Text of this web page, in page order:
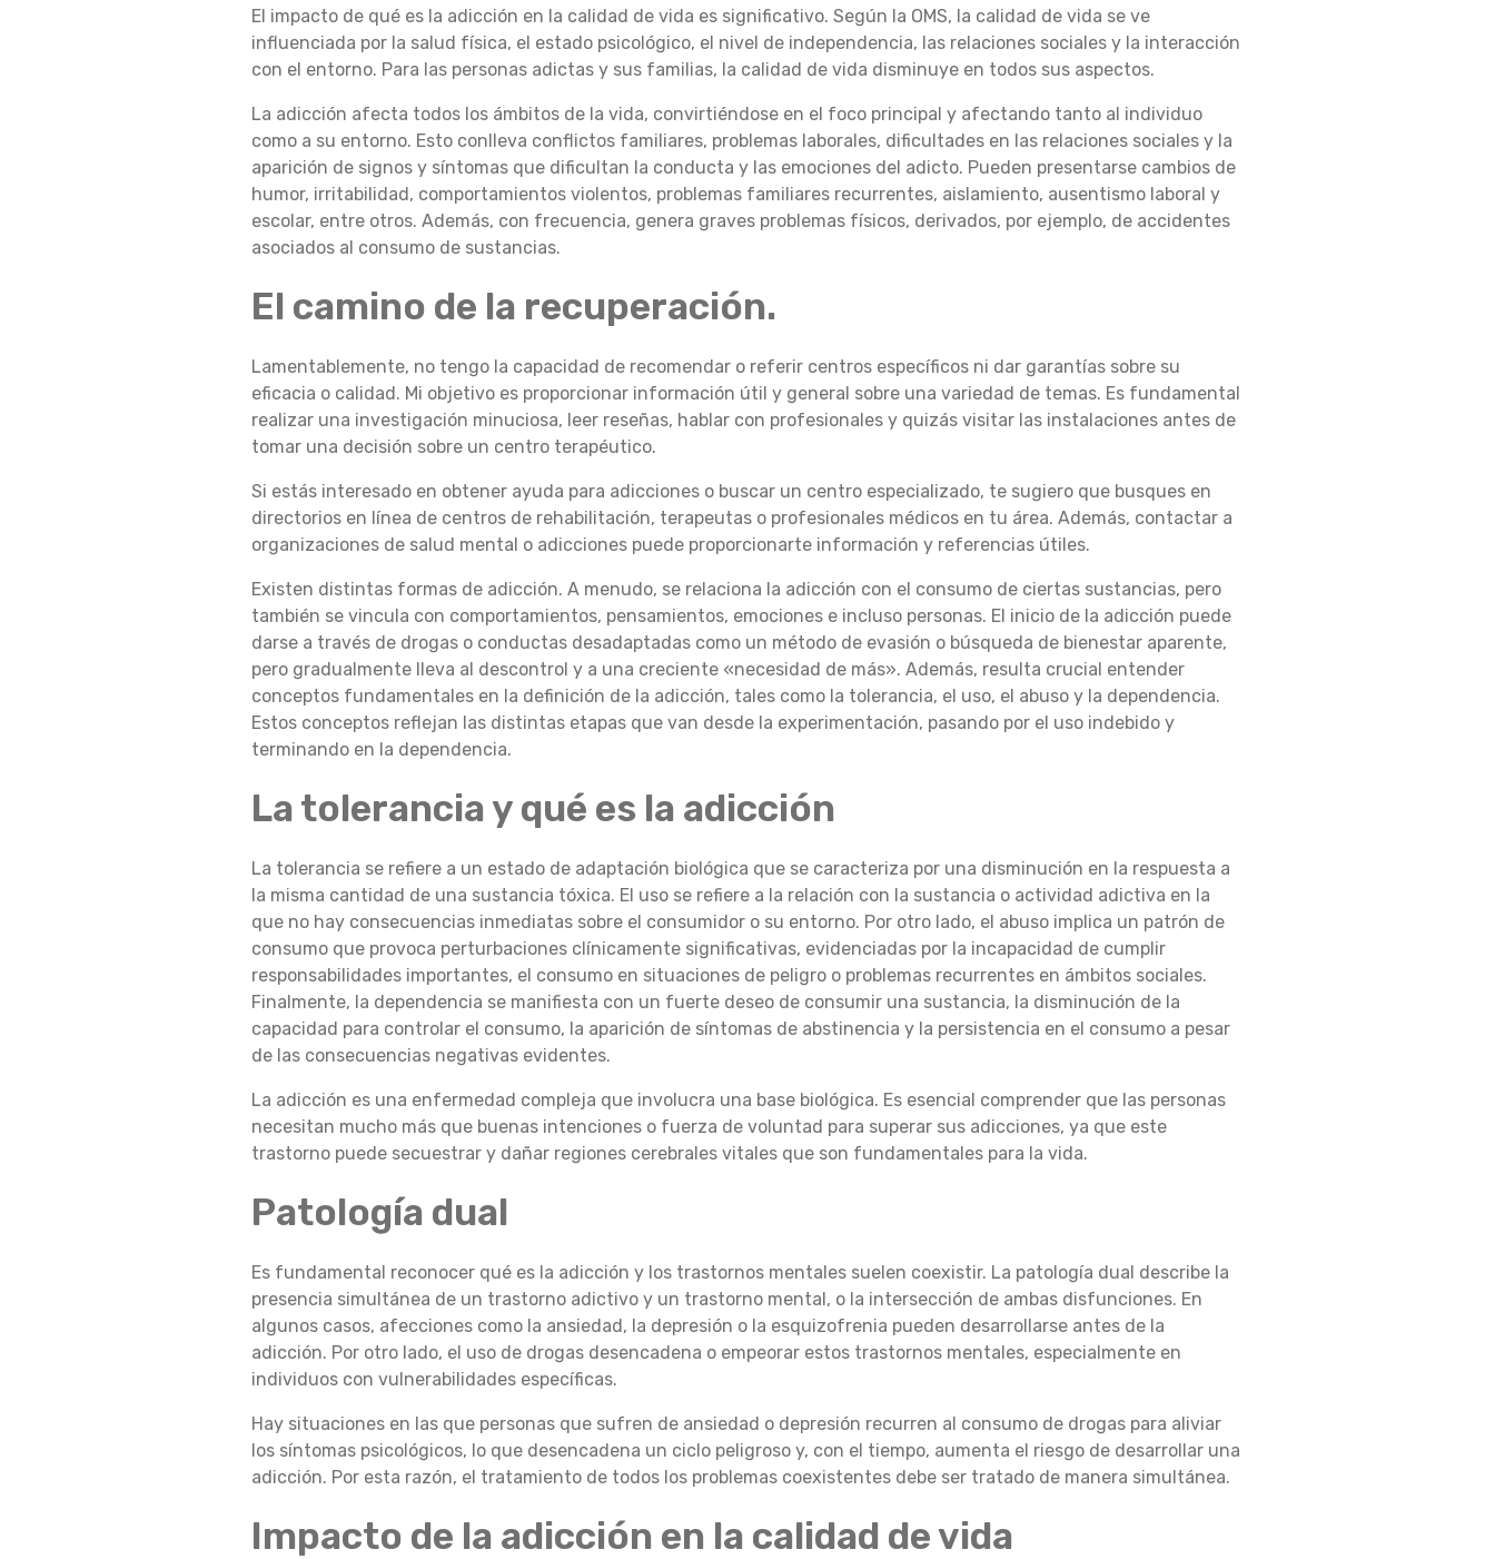
O
R
T
A
T
U
V
I
D
A
?
El impacto de qué es la adicción en la calidad de vida es significativo. Según la OMS, la calidad de vida se ve
influenciada por la salud física, el estado psicológico, el nivel de independencia, las relaciones sociales y la interacción
con el entorno. Para las personas adictas y sus familias, la calidad de vida disminuye en todos sus aspectos.
La adicción afecta todos los ámbitos de la vida, convirtiéndose en el foco principal y afectando tanto al individuo
como a su entorno. Esto conlleva conflictos familiares, problemas laborales, dificultades en las relaciones sociales y la
aparición de signos y síntomas que dificultan la conducta y las emociones del adicto. Pueden presentarse cambios de
humor, irritabilidad, comportamientos violentos, problemas familiares recurrentes, aislamiento, ausentismo laboral y
escolar, entre otros. Además, con frecuencia, genera graves problemas físicos, derivados, por ejemplo, de accidentes
asociados al consumo de sustancias.
El camino de la recuperación.
Lamentablemente, no tengo la capacidad de recomendar o referir centros específicos ni dar garantías sobre su
eficacia o calidad. Mi objetivo es proporcionar información útil y general sobre una variedad de temas. Es fundamental
realizar una investigación minuciosa, leer reseñas, hablar con profesionales y quizás visitar las instalaciones antes de
tomar una decisión sobre un centro terapéutico.
Si estás interesado en obtener ayuda para adicciones o buscar un centro especializado, te sugiero que busques en
directorios en línea de centros de rehabilitación, terapeutas o profesionales médicos en tu área. Además, contactar a
organizaciones de salud mental o adicciones puede proporcionarte información y referencias útiles.
Existen distintas formas de adicción. A menudo, se relaciona la adicción con el consumo de ciertas sustancias, pero
también se vincula con comportamientos, pensamientos, emociones e incluso personas. El inicio de la adicción puede
darse a través de drogas o conductas desadaptadas como un método de evasión o búsqueda de bienestar aparente,
pero gradualmente lleva al descontrol y a una creciente «necesidad de más». Además, resulta crucial entender
conceptos fundamentales en la definición de la adicción, tales como la tolerancia, el uso, el abuso y la dependencia.
Estos conceptos reflejan las distintas etapas que van desde la experimentación, pasando por el uso indebido y
terminando en la dependencia.
La tolerancia y qué es la adicción
La tolerancia se refiere a un estado de adaptación biológica que se caracteriza por una disminución en la respuesta a
la misma cantidad de una sustancia tóxica. El uso se refiere a la relación con la sustancia o actividad adictiva en la
que no hay consecuencias inmediatas sobre el consumidor o su entorno. Por otro lado, el abuso implica un patrón de
consumo que provoca perturbaciones clínicamente significativas, evidenciadas por la incapacidad de cumplir
responsabilidades importantes, el consumo en situaciones de peligro o problemas recurrentes en ámbitos sociales.
Finalmente, la dependencia se manifiesta con un fuerte deseo de consumir una sustancia, la disminución de la
capacidad para controlar el consumo, la aparición de síntomas de abstinencia y la persistencia en el consumo a pesar
de las consecuencias negativas evidentes.
La adicción es una enfermedad compleja que involucra una base biológica. Es esencial comprender que las personas
necesitan mucho más que buenas intenciones o fuerza de voluntad para superar sus adicciones, ya que este
trastorno puede secuestrar y dañar regiones cerebrales vitales que son fundamentales para la vida.
Patología dual
Es fundamental reconocer qué es la adicción y los trastornos mentales suelen coexistir. La patología dual describe la
presencia simultánea de un trastorno adictivo y un trastorno mental, o la intersección de ambas disfunciones. En
algunos casos, afecciones como la ansiedad, la depresión o la esquizofrenia pueden desarrollarse antes de la
adicción. Por otro lado, el uso de drogas desencadena o empeorar estos trastornos mentales, especialmente en
individuos con vulnerabilidades específicas.
Hay situaciones en las que personas que sufren de ansiedad o depresión recurren al consumo de drogas para aliviar
los síntomas psicológicos, lo que desencadena un ciclo peligroso y, con el tiempo, aumenta el riesgo de desarrollar una
adicción. Por esta razón, el tratamiento de todos los problemas coexistentes debe ser tratado de manera simultánea.
Impacto de la adicción en la calidad de vida